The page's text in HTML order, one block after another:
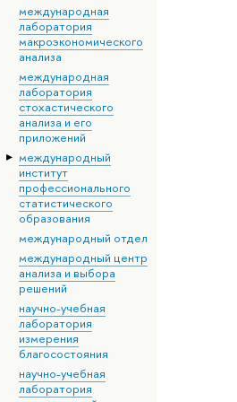
международная
лаборатория
макроэкономического
анализа
международная
лаборатория
стохастического
анализа и его
приложений
международный
институт
профессионального
статистического
образования
международный отдел
международный центр
анализа и выбора
решений
научно-учебная
лаборатория
измерения
благосостояния
научно-учебная
лаборатория